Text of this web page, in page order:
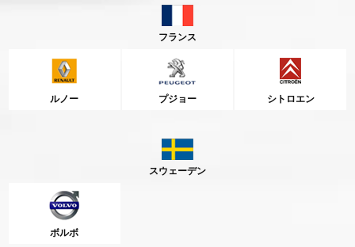
フランス
ルノー プジョー シトロエン
スウェーデン
ボルボ